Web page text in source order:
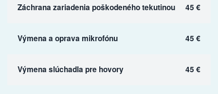
Záchrana zariadenia poškodeného tekutinou 45 €
Výmena a oprava mikrofónu 45 €
Výmena slúchadla pre hovory 45 €